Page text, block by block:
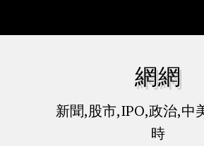
網網
新聞,股市,IPO,政治,中
時